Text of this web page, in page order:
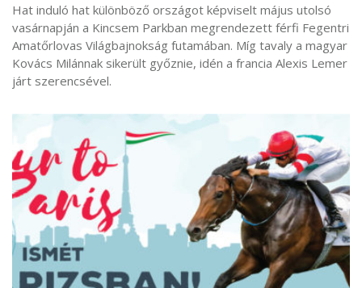
Hat induló hat különböző országot képviselt május utolsó
vasárnapján a Kincsem Parkban megrendezett férfi Fegentri
Amatőrlovas Világbajnokság futamában. Míg tavaly a magyar
Kovács Milánnak sikerült győznie, idén a francia Alexis Lemer
járt szerencsével.